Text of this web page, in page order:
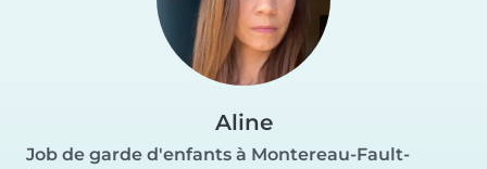
Aline
Job de garde d'enfants à Montereau-Fault-